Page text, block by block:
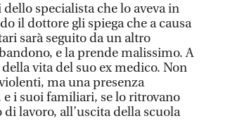
specialista che lo aveva in
il dottore gli spiega che a causa
sarà seguito da un altro
e la prende malissimo. A
vita del suo ex medico. Non
ma una presenza
i suoi familiari, se lo ritrovano
lavoro, all’uscita della scuola